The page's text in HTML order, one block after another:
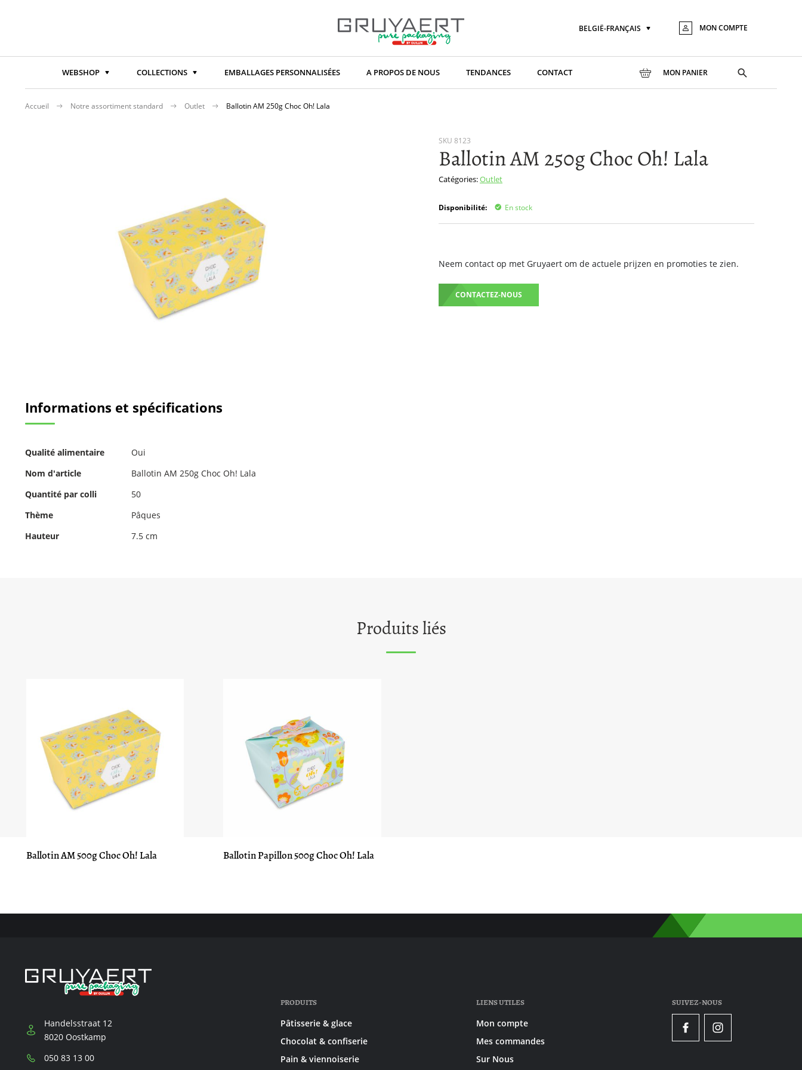
Langue
BELGIË-FRANÇAIS MON COMPTE
WEBSHOP COLLECTIONS EMBALLAGES PERSONNALISÉES A PROPOS DE NOUS TENDANCES CONTACT MON PANIER
Toggle
search
Accueil Notre assortiment standard Outlet Ballotin AM 250g Choc Oh! Lala
SKU8123
Ballotin AM 250g Choc Oh! Lala
Catégories:Outlet
Disponibilité: En stock
Neem contact op met Gruyaert om de actuele prijzen en promoties te zien.
CONTACTEZ-NOUS
début
de
la
d’images
Informations et spécifications
Pour
d'informations
Qualité alimentaire
Oui
Nom d'article
Ballotin AM 250g Choc Oh! Lala
Quantité par colli
50
Thème
Pâques
Hauteur
7.5 cm
Produits liés
Ballotin AM 500g Choc Oh! Lala Ballotin Papillon 500g Choc Oh! Lala
Handelsstraat 12
8020 Oostkamp
Téléphone:
050 83 13 00
PRODUITS
Pâtisserie & glace
Chocolat & confiserie
Pain & viennoiserie
LIENS UTILES
Mon compte
Mes commandes
Sur Nous
SUIVEZ-NOUS
FacebookInstagram